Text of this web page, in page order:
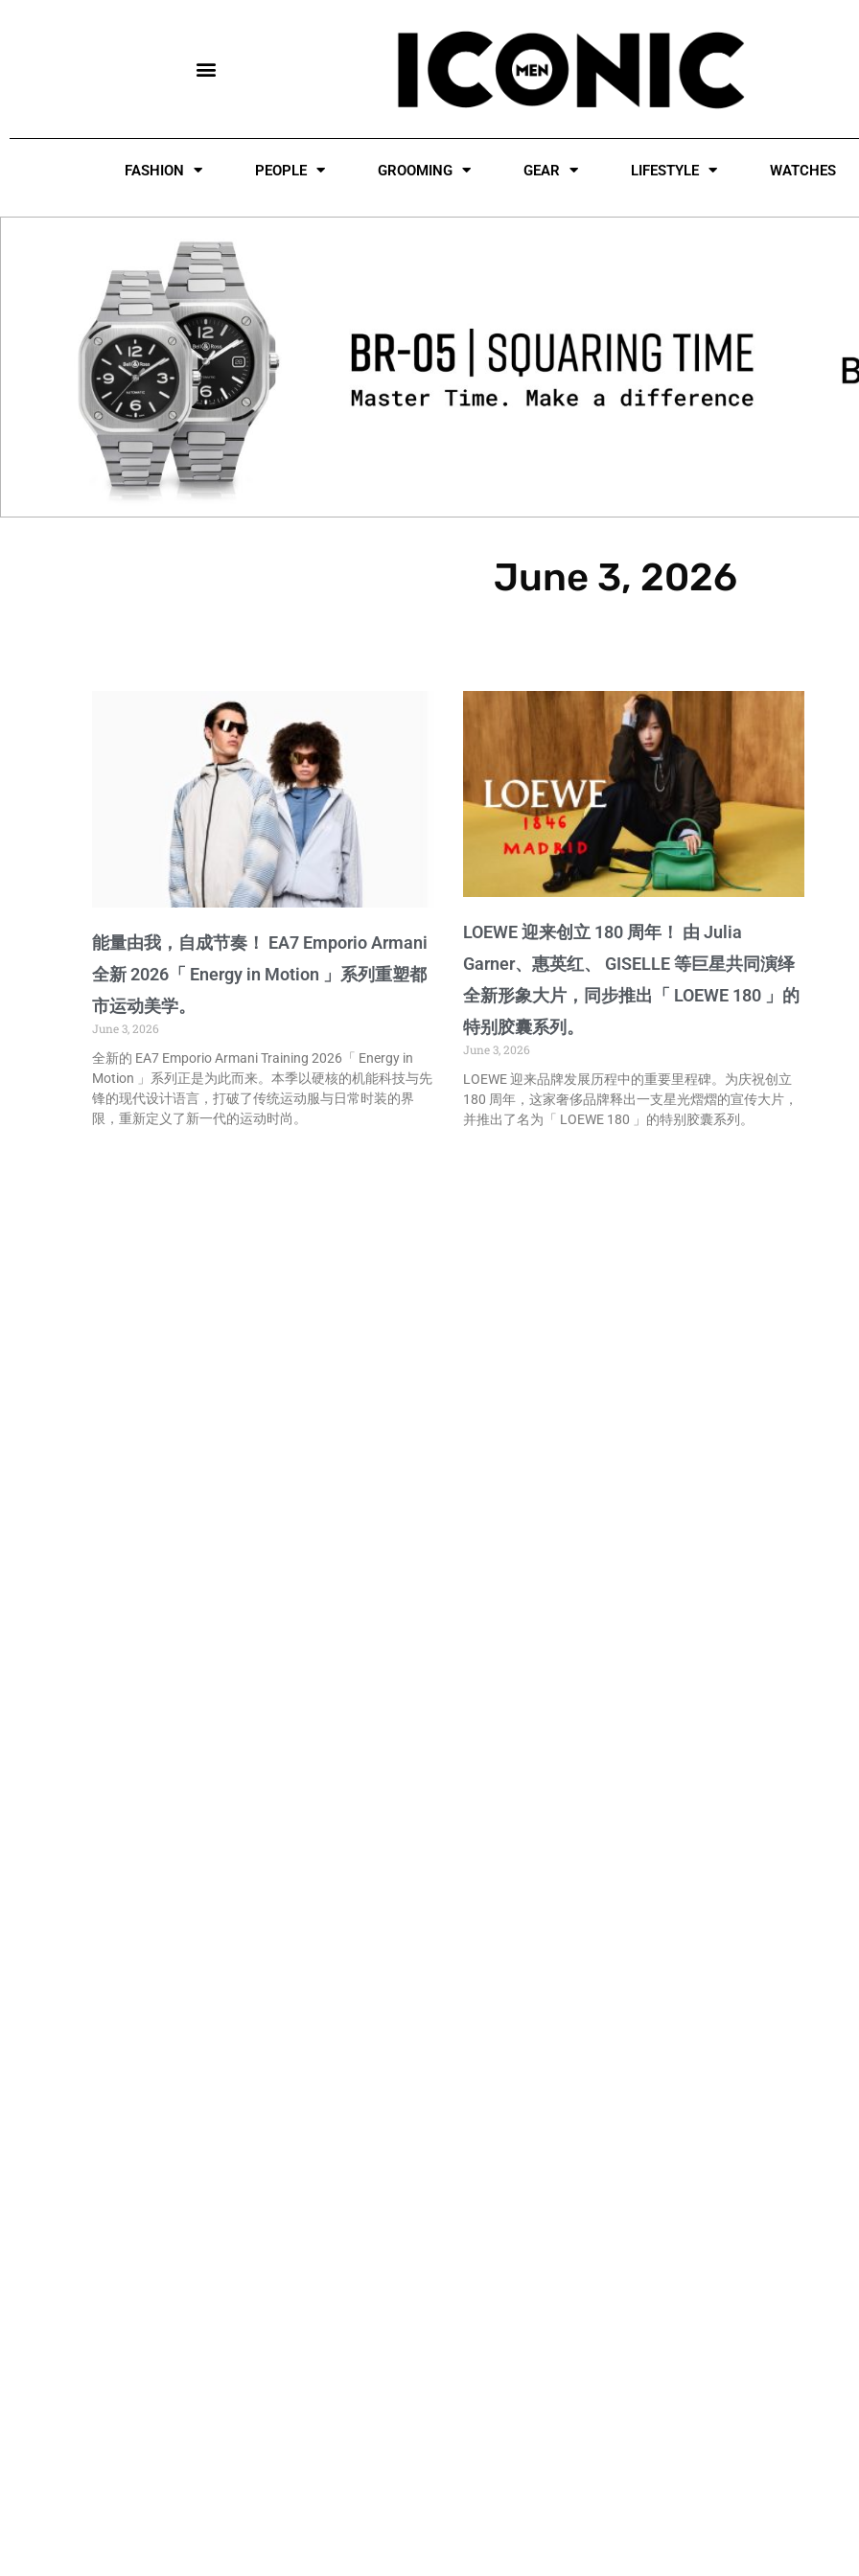
FASHION PEOPLE GROOMING GEAR LIFESTYLE WATCHES
June 3, 2026
能量由我，自成节奏！ EA7 Emporio Armani
全新 2026「 Energy in Motion 」系列重塑都
市运动美学。
June 3, 2026
全新的 EA7 Emporio Armani Training 2026「 Energy in
Motion 」系列正是为此而来。本季以硬核的机能科技与先
锋的现代设计语言，打破了传统运动服与日常时装的界
限，重新定义了新一代的运动时尚。
LOEWE 迎来创立 180 周年！ 由 Julia
Garner、惠英红、 GISELLE 等巨星共同演绎
全新形象大片，同步推出「 LOEWE 180 」‌的
特别胶囊系列。
June 3, 2026
LOEWE 迎来品牌发展历程中的重要里程碑。为庆祝创立
180 周年，这家奢侈品牌释出一支星光熠熠的宣传大片，
并推出了名为「 LOEWE 180 」‌的特别胶囊系列。